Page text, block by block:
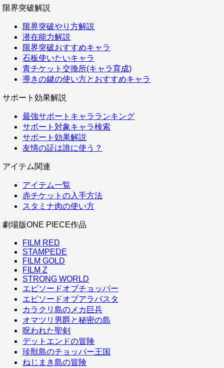
限界突破解説
限界突破やり方解説
潜在能力解説
限界突破おすすめキャラ
石板使いたいキャラ
青チケット交換所(キャラ育成)
導きの鍵の使い方とおすすめキャラ
サポート効果解説
最強サポートキャラランキング
サポート対象キャラ検索
サポート効果解説
友情の証は誰に使う？
アイテム関連
アイテム一覧
赤チケットの入手方法
スタミナ肉の使い方
劇場版ONE PIECE作品
FILM RED
STAMPEDE
FILM GOLD
FILM Z
STRONG WORLD
エピソードオブチョッパー
エピソードオブアラバスタ
カラクリ島のメカ巨兵
オマツリ男爵と秘密の島
呪われた聖剣
デットエンドの冒険
珍獣島のチョッパー王国
ねじまき島の冒険